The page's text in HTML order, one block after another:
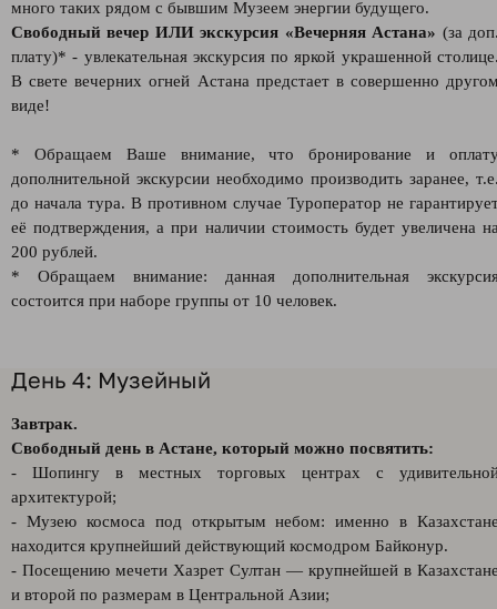
много таких рядом с бывшим Музеем энергии будущего.
Свободный вечер ИЛИ экскурсия «Вечерняя Астана» (за
плату)* - увлекательная экскурсия по яркой украшенной
В свете вечерних огней Астана предстает в совершенно
виде!
* Обращаем Ваше внимание, что бронирование и
дополнительной экскурсии необходимо производить заранее,
до начала тура. В противном случае Туроператор не
её подтверждения, а при наличии стоимость будет увеличена
200 рублей.
* Обращаем внимание: данная дополнительная
состоится при наборе группы от 10 человек.
День 4: Музейный
Завтрак.
Свободный день в Астане, который можно посвятить:
- Шопингу в местных торговых центрах с
архитектурой;
- Музею космоса под открытым небом: именно в
находится крупнейший действующий космодром Байконур.
- Посещению мечети Хазрет Султан — крупнейшей в
и второй по размерам в Центральной Азии;